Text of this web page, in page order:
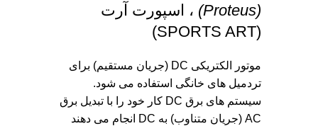
(
Proteus
) ، اسپورت آرت
(SPORTS ART)
موتور الکتریکی DC (جریان مستقیم) برای
تردمیل های خانگی استفاده می شود.
سیستم های برق DC کار خود را با تبدیل برق
AC (جریان متناوب) به DC انجام می دهند